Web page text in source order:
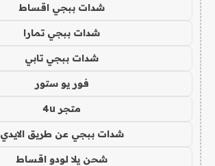
شدات ببجي اقساط
شدات ببجي تمارا
شدات ببجي تابي
فور يو ستور
متجر 4u
شدات ببجي عن طريق الايدي
شحن يلا لودو اقساط